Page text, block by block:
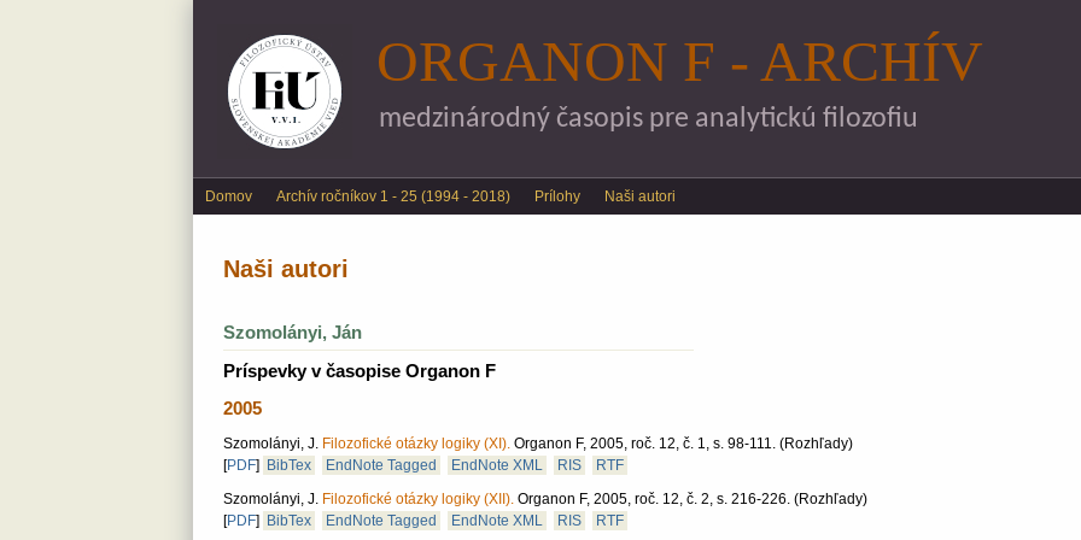
ORGANON F - ARCHÍV
medzinárodný časopis pre analytickú filozofiu
Main menu
Domov Archív ročníkov 1 - 25 (1994 - 2018) Prílohy Naši autori
Naši autori
Szomolányi, Ján
Príspevky v časopise Organon F
2005
Szomolányi, J. Filozofické otázky logiky (XI). Organon F, 2005, roč. 12, č. 1, s. 98-111. (Rozhľady)
[PDF] BibTex EndNote Tagged EndNote XML RIS
RTF
Szomolányi, J. Filozofické otázky logiky (XII). Organon F, 2005, roč. 12, č. 2, s. 216-226. (Rozhľady)
[PDF] BibTex EndNote Tagged EndNote XML RIS RTF